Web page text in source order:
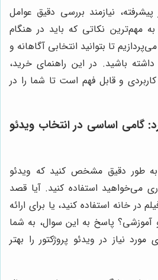
نیازمند بررسی دقیق عوامل
مهم‌ترین نکاتی که باید در هنگام
تا بتوانید انتخابی آگاهانه و
باشید. در این راهنمای خرید،
کاربردی و قابل فهم است تا شما را در
گامی اساسی در انتخاب ویدئو
به طور دقیق مشخص کنید که ویدئو
می‌خواهید استفاده کنید. آیا قصد
در خانه استفاده کنید، یا برای ارائه
پاسخ به این سوال، به شما
نیاز در ویدئو پروژکتور را بهتر